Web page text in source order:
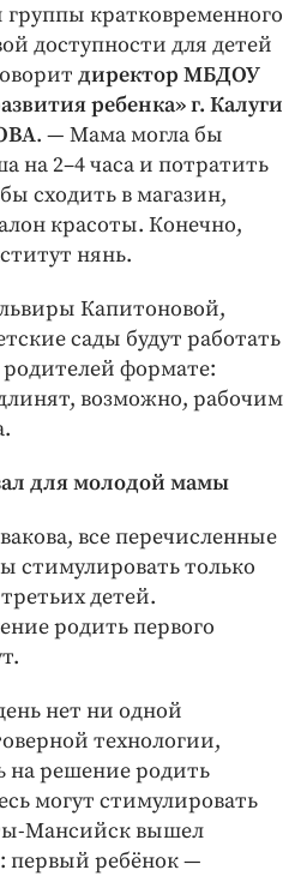
кратковременного
доступности для детей
директор МБДОУ
ребенка» г. Калуги
. — ​Мама могла бы
на 2–4 часа и потратить
сходить в магазин,
красоты. Конечно,
нянь.
Капитоновой,
сады будут работать
родителей формате:
возможно, рабочим
для молодой мамы
все перечисленные
стимулировать только
детей.
родить первого
нет ни одной
технологии,
на решение родить
могут стимулировать
Мансийск вышел
первый ребёнок —